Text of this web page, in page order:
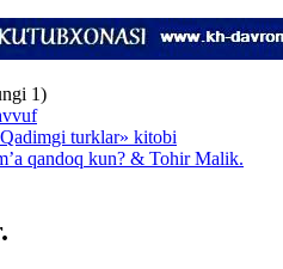
1)
turklar» kitobi
qandoq kun? & Tohir Malik.